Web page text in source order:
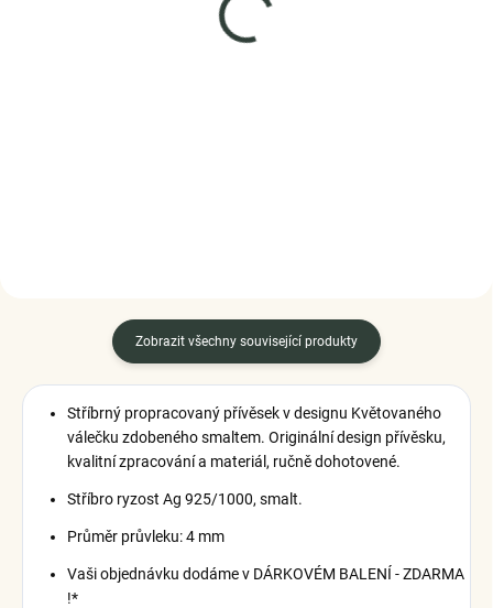
Elenys stříbrný přívěsek
Zobrazit všechny související produkty
Stříbrný propracovaný přívěsek v designu Květovaného
válečku zdobeného smaltem. Originální design přívěsku,
kvalitní zpracování a materiál, ručně dohotovené.
Stříbro ryzost Ag 925/1000, smalt.
Průměr průvleku: 4 mm
Vaši objednávku dodáme v DÁRKOVÉM BALENÍ - ZDARMA
!*